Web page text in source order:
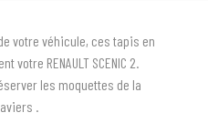
votre véhicule, ces tapis en
RENAULT SCENIC 2.
les moquettes de la
.